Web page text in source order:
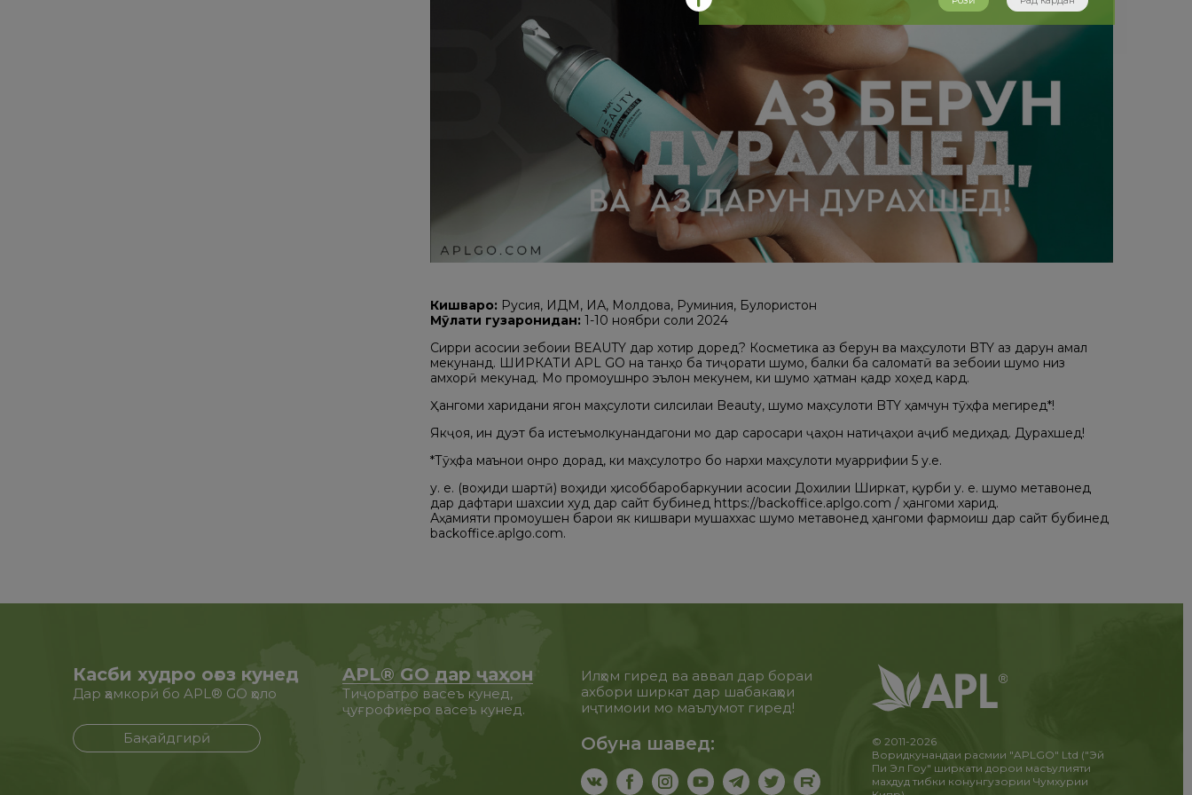
Кишварҳо: Русия, ИДМ, ИА, Молдова, Руминия, Булғористон
Мӯҳлати гузаронидан: 1-10 ноябри соли 2024
Сирри асосии зебоии BEAUTY дар хотир доред? Косметика аз берун ва маҳсулоти BTY аз дарун амал
мекунанд. ШИРКАТИ APL GO на танҳо ба тиҷорати шумо, балки ба саломатӣ ва зебоии шумо низ
ғамхорӣ мекунад. Мо промоушнро эълон мекунем, ки шумо ҳатман қадр хоҳед кард.
Ҳангоми харидани ягон маҳсулоти силсилаи Beauty, шумо маҳсулоти BTY ҳамчун тӯҳфа мегиред*!
Якҷоя, ин дуэт ба истеъмолкунандагони мо дар саросари ҷаҳон натиҷаҳои аҷиб медиҳад. Дурахшед!
*Тӯҳфа маънои онро дорад, ки маҳсулотро бо нархи маҳсулоти муаррифии 5 у.е.
у. е. (воҳиди шартӣ) воҳиди ҳисоббаробаркунии асосии Дохилии Ширкат, қурби у. е. шумо метавонед
дар дафтари шахсии худ дар сайт бубинед https://backoffice.aplgo.com / ҳангоми харид.
Аҳамияти промоушен барои як кишвари мушаххас шумо метавонед ҳангоми фармоиш дар сайт бубинед
backoffice.aplgo.com.
Касби худро оғоз кунед
Дар ҳамкорӣ бо APL® GO ҳоло
Бақайдгирӣ
APL® GO дар ҷаҳон
Тиҷоратро васеъ кунед,
ҷуғрофиёро васеъ кунед.
Илҳом гиред ва аввал дар бораи
ахбори ширкат дар шабакаҳои
иҷтимоии мо маълумот гиред!
Обуна шавед:
© 2011-2026
Воридкунандаи расмии "APLGO" Ltd ("Эй
Пи Эл Гоу" ширкати дорои масъулияти
махдуд тибки конунгузории Чумхурии